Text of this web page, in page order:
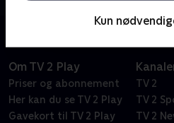
Kun
Om TV 2 Play
Priser og abonnement
Her kan du se TV 2 Play
Gavekort til TV 2 Play
TV 2
TV 2
TV 2